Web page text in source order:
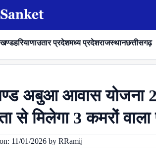
हरियाणाउतार प्रदेशमध्य प्रदेशराजस्थानछत्तीसगढ़
अबुआ आवास योजना
से मिलेगा 3 कमरों
11/01/2026 by RRamij